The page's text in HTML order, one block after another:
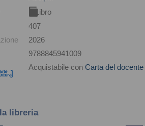
Libro
407
2026
9788845941009
Acquistabile con Carta del docente
libreria